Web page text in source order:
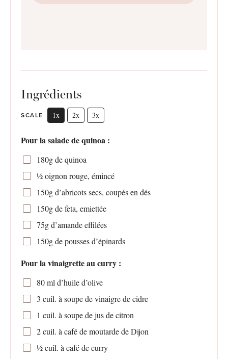
Ingrédients
SCALE 1x 2x 3x
Pour la salade de quinoa :
180gde quinoa
½oignon rouge, émincé
150gd’abricots secs, coupés en dés
150gde feta, emiettée
75gd’amande effilées
150gde pousses d’épinards
Pour la vinaigrette au curry :
80ml d’huile d’olive
3 cuil. à soupe de vinaigre de cidre
1 cuil. à soupe de jus de citron
2cuil. à café de moutarde de Dijon
½cuil. à café de curry